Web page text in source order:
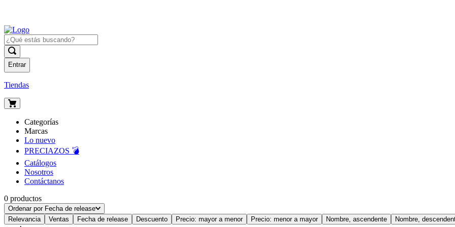
Entrar
Tiendas
Categorías
Marcas
Lo nuevo
PRECIAZOS 💣
Catálogos
Nosotros
Contáctanos
0 productos
Ordenar por Fecha de release
Relevancia
Ventas Fecha de release Descuento Precio: mayor a menor Precio: menor a mayor Nombre, ascendente Nombre,